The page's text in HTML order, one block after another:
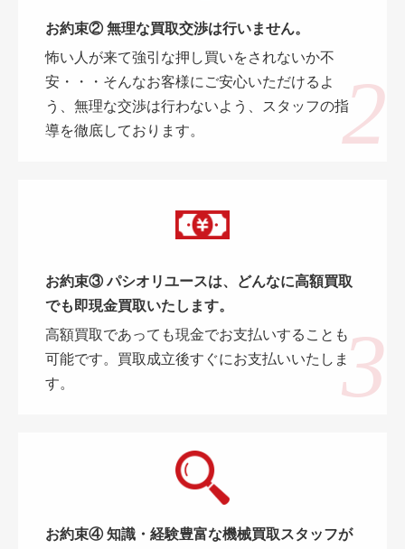
お約束② 無理な買取交渉は行いません。
怖い人が来て強引な押し買いをされないか不
安・・・そんなお客様にご安心いただけるよ
う、無理な交渉は行わないよう、スタッフの指
導を徹底しております。
お約束③ パシオリユースは、どんなに高額買取
でも即現金買取いたします。
高額買取であっても現金でお支払いすることも
可能です。買取成立後すぐにお支払いいたしま
す。
お約束④ 知識・経験豊富な機械買取スタッフが